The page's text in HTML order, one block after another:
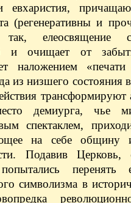
евхаристия,
(регенеративны и
елеосвящение
и очищает от
наложением
из низшего состояния
трансформируют
демиурга, чье
спектаклем,
на себе общину
Подавив Церковь,
символизма в